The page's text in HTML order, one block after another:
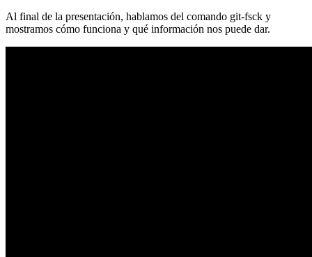
Al final de la presentación, hablamos del comando git-fsck y
mostramos cómo funciona y qué información nos puede dar.